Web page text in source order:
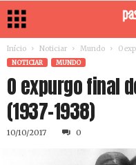
Início Noticiar Mundo O
NOTICIAR MUNDO
O expurgo final
(1937-1938)
10/10/2017 0